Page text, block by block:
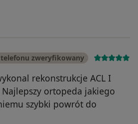
zweryfikowany
rekonstrukcje ACL I
ortopeda jakiego
szybki powrót do